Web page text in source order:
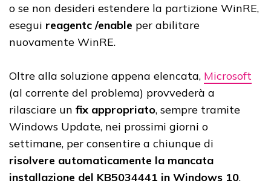
o se non desideri estendere la partizione WinRE,
esegui reagentc /enable per abilitare
nuovamente WinRE.
Oltre alla soluzione appena elencata, Microsoft
(al corrente del problema) provvederà a
rilasciare un fix appropriato, sempre tramite
Windows Update, nei prossimi giorni o
settimane, per consentire a chiunque di
risolvere automaticamente la mancata
installazione del KB5034441 in Windows 10.